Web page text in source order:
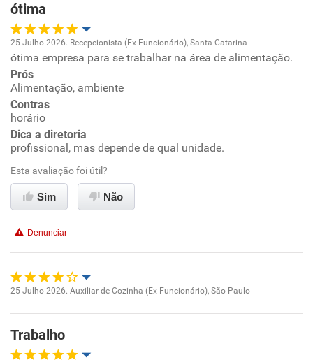
ótima
Oportunidade de promoção
Ambiente de trabalho
Conciliação com a vida familiar
Recomenda esta empresa
25 Julho 2026. Recepcionista (Ex-Funcionário), Santa Catarina
ótima empresa para se trabalhar na área de alimentação.
Prós
Alimentação, ambiente
Contras
horário
Dica a diretoria
profissional, mas depende de qual unidade.
Esta avaliação foi útil?
Sim Não
Denunciar
Ambiente de trabalho
25 Julho 2026. Auxiliar de Cozinha (Ex-Funcionário), São Paulo
Trabalho